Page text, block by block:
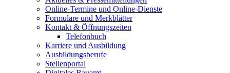
Online-Termine und Online-Dienste
Formulare und Merkblätter
Kontakt & Öffnungszeiten
Telefonbuch
Karriere und Ausbildung
Ausbildungsberufe
Stellenportal